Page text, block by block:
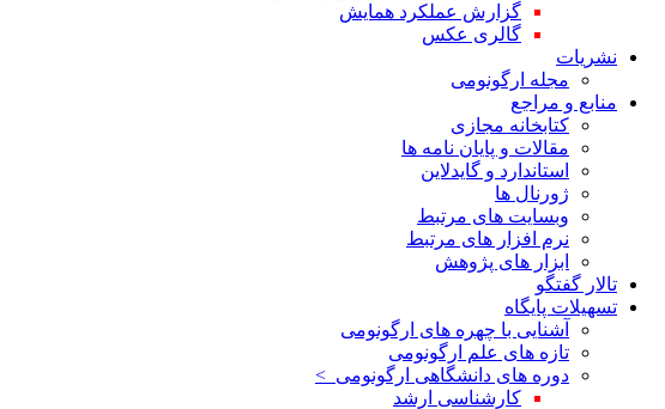
گزارش عملکرد همایش
گالری عکس
نشریات
مجله ارگونومی
منابع و مراجع
کتابخانه مجازی
مقالات و پایان نامه ها
استاندارد و گایدلاین
ژورنال ها
وبسایت های مرتبط
نرم افزار های مرتبط
ابزار های پژوهش
تالار گفتگو
تسهیلات پایگاه
آشنایی با چهره های ارگونومی
تازه های علم ارگونومی
دوره های دانشگاهی ارگونومی >
کارشناسی ارشد